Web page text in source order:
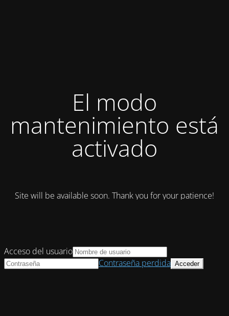
El modo
mantenimiento está
activado
Site will be available soon. Thank you for your patience!
Acceso del usuario
Contraseña perdida